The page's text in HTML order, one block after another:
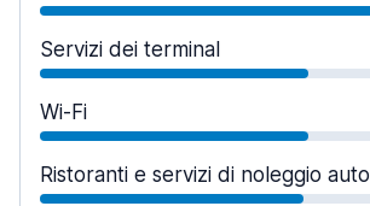
Servizi dei terminal
Wi-Fi
Ristoranti e servizi di noleggio auto